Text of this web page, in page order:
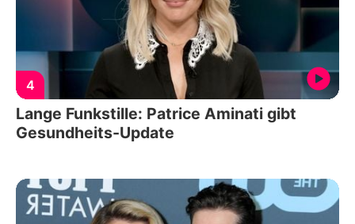
4
Lange Funkstille: Patrice Aminati gibt
Gesundheits-Update